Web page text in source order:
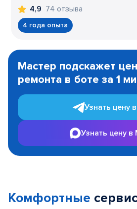
4,9 74 отзыва
4 года опыта
1
Мастер подскажет
ремонта в боте за 1
Узнать цену
Узнать цену в
Комфортные